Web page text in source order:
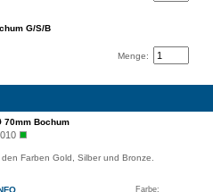
G/S/B
Menge:
70mm Bochum
Farben Gold, Silber und Bronze.
Farbe: